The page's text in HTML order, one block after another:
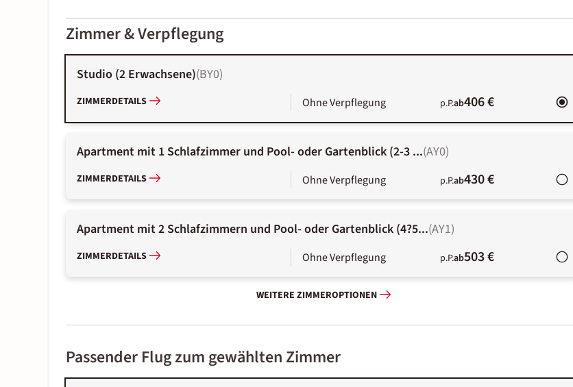
01-02
Zimmer & Verpflegung
Studio (2 Erwachsene)(BY0)
ZIMMERDETAILS Ohne Verpflegung p.P.ab406 €
Apartment mit 1 Schlafzimmer und Pool- oder Gartenblick (2-3 ...(AY0)
ZIMMERDETAILS Ohne Verpflegung p.P.ab430 €
Apartment mit 2 Schlafzimmern und Pool- oder Gartenblick (4?5...(AY1)
ZIMMERDETAILS Ohne Verpflegung p.P.ab503 €
WEITERE ZIMMEROPTIONEN
Passender Flug zum gewählten Zimmer